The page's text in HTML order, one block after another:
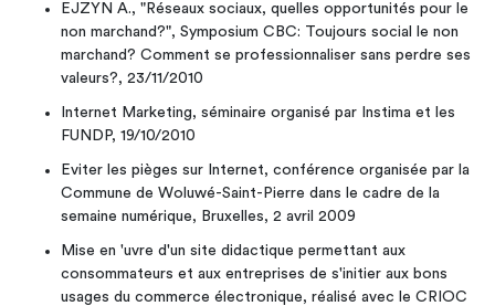
EJZYN A., "Réseaux sociaux, quelles opportunités pour le
non marchand?", Symposium CBC: Toujours social le non
marchand? Comment se professionnaliser sans perdre ses
valeurs?, 23/11/2010
Internet Marketing, séminaire organisé par Instima et les
FUNDP, 19/10/2010
Eviter les pièges sur Internet, conférence organisée par la
Commune de Woluwé-Saint-Pierre dans le cadre de la
semaine numérique, Bruxelles, 2 avril 2009
Mise en 'uvre d'un site didactique permettant aux
consommateurs et aux entreprises de s'initier aux bons
usages du commerce électronique, réalisé avec le CRIOC